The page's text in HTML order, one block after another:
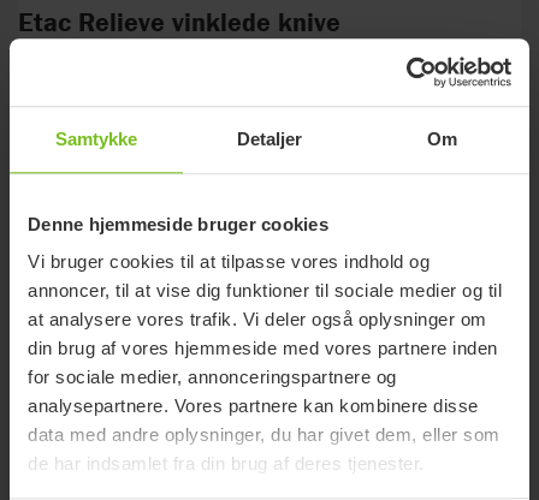
Samtykke Detaljer Om
Denne hjemmeside bruger cookies
Vi bruger cookies til at tilpasse vores indhold og
annoncer, til at vise dig funktioner til sociale medier og til
at analysere vores trafik. Vi deler også oplysninger om
din brug af vores hjemmeside med vores partnere inden
for sociale medier, annonceringspartnere og
analysepartnere. Vores partnere kan kombinere disse
data med andre oplysninger, du har givet dem, eller som
de har indsamlet fra din brug af deres tjenester.
Etac Relieve vinklede knive
Relieve knivene har vinklede håndtag, der gør det lettere at